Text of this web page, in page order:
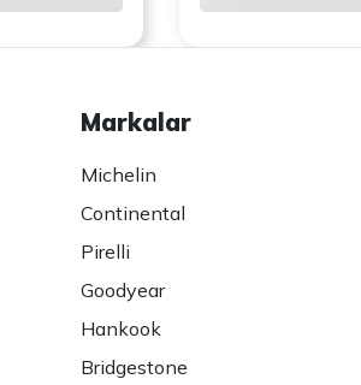
Markalar
Michelin
Continental
Pirelli
Goodyear
Hankook
Bridgestone